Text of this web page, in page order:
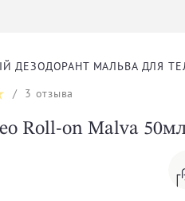
ДЕЗОДОРАНТ МАЛЬВА ДЛЯ
/ 3 отзыва
Roll-on Malva